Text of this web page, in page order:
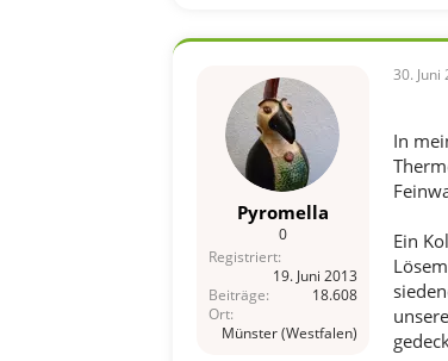
i
n
:
Pyromella
0
Registriert
19. Juni 2013
Beiträge
18.608
Ort
Münster (Westfalen)
30. Juni
In
Ein